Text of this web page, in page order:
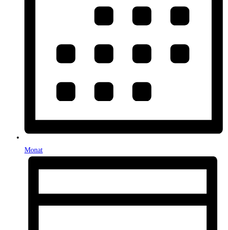
Monat